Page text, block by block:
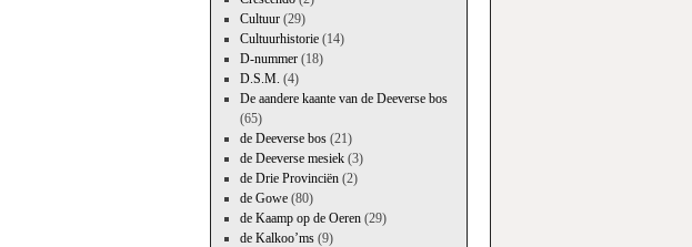
Cultuur(29)
Cultuurhistorie(14)
D-nummer(18)
D.S.M. (4)
De aandere kaante van de Deeverse bos
(65)
de Deeverse bos(21)
de Deeverse mesiek(3)
de Drie Provinciën(2)
de Gowe(80)
de Kaamp op de Oeren(29)
de Kalkoo’ms(9)